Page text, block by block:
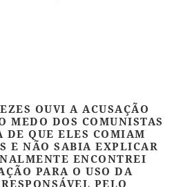
OUVI A ACUSAÇÃO
MEDO DOS COMUNISTAS
QUE ELES COMIAM
E NÃO SABIA EXPLICAR
ENCONTREI
PARA O USO DA
PELO